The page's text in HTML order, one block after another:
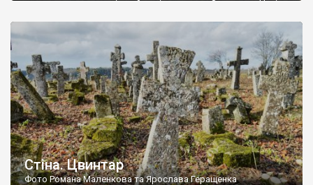
поховали на цвинтарі, який тоді називався Замковим. Нині на
ньому чимало хрестів 19 століття, є такі, де епітафії стер […]
Стіна. Цвинтар
Фото Романа Маленкова та Ярослава Геращенка